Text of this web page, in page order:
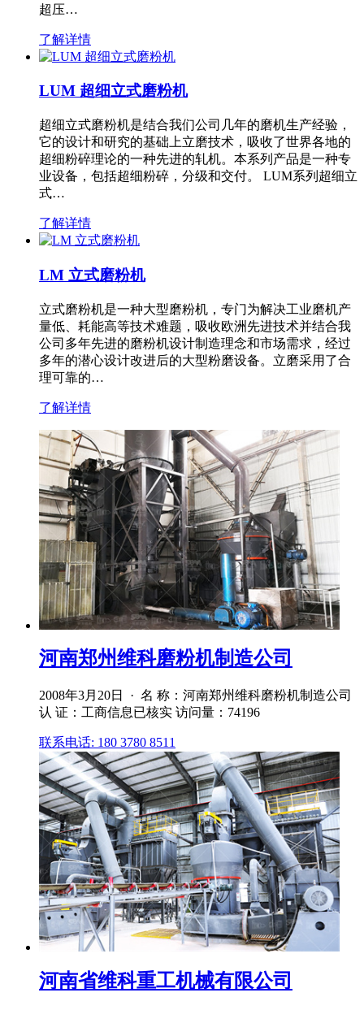
超压…
了解详情
LUM 超细立式磨粉机
超细立式磨粉机是结合我们公司几年的磨机生产经验，
它的设计和研究的基础上立磨技术，吸收了世界各地的
超细粉碎理论的一种先进的轧机。本系列产品是一种专
业设备，包括超细粉碎，分级和交付。 LUM系列超细立
式…
了解详情
LM 立式磨粉机
立式磨粉机是一种大型磨粉机，专门为解决工业磨机产
量低、耗能高等技术难题，吸收欧洲先进技术并结合我
公司多年先进的磨粉机设计制造理念和市场需求，经过
多年的潜心设计改进后的大型粉磨设备。立磨采用了合
理可靠的…
了解详情
河南郑州维科磨粉机制造公司
2008年3月20日 · 名 称：河南郑州维科磨粉机制造公司
认 证：工商信息已核实 访问量：74196
联系电话: 180 3780 8511
河南省维科重工机械有限公司